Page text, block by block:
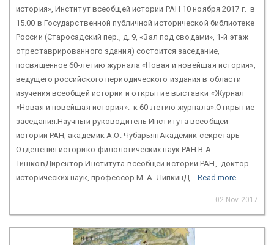
история», Институт всеобщей истории РАН 10 ноября 2017 г. в
15.00 в Государственной публичной исторической библиотеке
России (Старосадский пер., д. 9, «Зал под сводами», 1-й этаж
отреставрированного здания) состоится заседание,
посвященное 60-летию журнала «Новая и новейшая история»,
ведущего российского периодического издания в области
изучения всеобщей истории и открытие выставки «Журнал
«Новая и новейшая история»: к 60-летию журнала».Открытие
заседания:Научный руководитель Института всеобщей
истории РАН, академик А.О. ЧубарьянАкадемик-секретарь
Отделения историко-филологических наук РАН В.А.
ТишковДиректор Института всеобщей истории РАН, доктор
исторических наук, профессор М. А. ЛипкинД... Read more
02 Nov 2017